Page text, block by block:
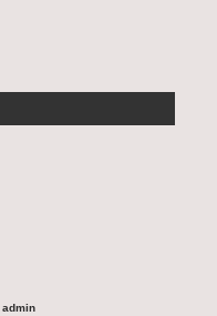
admin